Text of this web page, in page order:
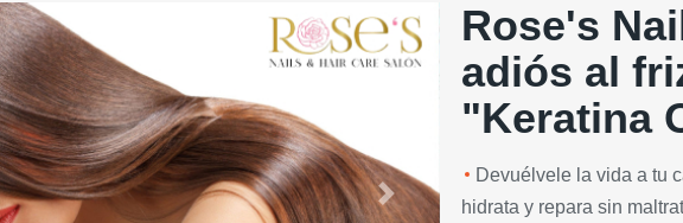
Next
Rose's
adiós al
"Keratina
Devuélvele la vida a tu
hidrata y repara sin